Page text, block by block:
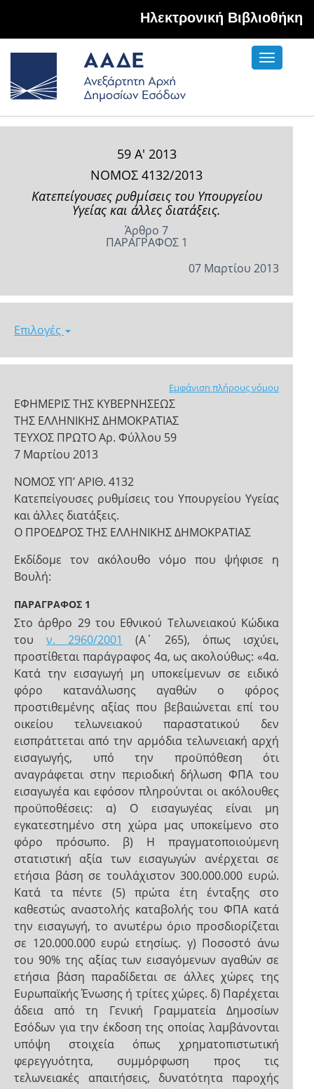
Hλεκτρονική Βιβλιοθήκη
Toggle
59 Α' 2013
ΝΟΜΟΣ 4132/2013
Κατεπείγουσες ρυθμίσεις του Υπουργείου
Υγείας και άλλες διατάξεις.
Άρθρο 7
ΠΑΡΑΓΡΑΦΟΣ 1
07 Μαρτίου 2013
Επιλογές
Εμφάνιση πλήρους νόμου
ΕΦΗΜΕΡΙΣ ΤΗΣ ΚΥΒΕΡΝΗΣΕΩΣ
ΤΗΣ ΕΛΛΗΝΙΚΗΣ ΔΗΜΟΚΡΑΤΙΑΣ
ΤΕΥΧΟΣ ΠΡΩΤΟ Αρ. Φύλλου 59
7 Μαρτίου 2013
NOMOΣ ΥΠ’ ΑΡΙΘ. 4132
Κατεπείγουσες ρυθμίσεις του Υπουργείου Υγείας
και άλλες διατάξεις.
Ο ΠΡΟΕΔΡΟΣ ΤΗΣ ΕΛΛΗΝΙΚΗΣ ΔΗΜΟΚΡΑΤΙΑΣ
Εκδίδομε τον ακόλουθο νόμο που ψήφισε η
Βουλή:
ΠΑΡΑΓΡΑΦΟΣ 1
Στο άρθρο 29 του Εθνικού Τελωνειακού Κώδικα
του ν. 2960/2001
(Α΄ 265), όπως ισχύει,
προστίθεται παράγραφος 4α, ως ακολούθως: «4α.
Κατά την εισαγωγή μη υποκείμενων σε ειδικό
φόρο κατανάλωσης αγαθών ο φόρος
προστιθεμένης αξίας που βεβαιώνεται επί του
οικείου τελωνειακού παραστατικού δεν
εισπράττεται από την αρμόδια τελωνειακή αρχή
εισαγωγής, υπό την προϋπόθεση ότι
αναγράφεται στην περιοδική δήλωση ΦΠΑ του
εισαγωγέα και εφόσον πληρούνται οι ακόλουθες
προϋποθέσεις: α) Ο εισαγωγέας είναι μη
εγκατεστημένο στη χώρα μας υποκείμενο στο
φόρο πρόσωπο. β) Η πραγματοποιούμενη
στατιστική αξία των εισαγωγών ανέρχεται σε
ετήσια βάση σε τουλάχιστον 300.000.000 ευρώ.
Κατά τα πέντε (5) πρώτα έτη ένταξης στο
καθεστώς αναστολής καταβολής του ΦΠΑ κατά
την εισαγωγή, το ανωτέρω όριο προσδιορίζεται
σε 120.000.000 ευρώ ετησίως. γ) Ποσοστό άνω
του 90% της αξίας των εισαγόμενων αγαθών σε
ετήσια βάση παραδίδεται σε άλλες χώρες της
Ευρωπαϊκής Ένωσης ή τρίτες χώρες. δ) Παρέχεται
άδεια από τη Γενική Γραμματεία Δημοσίων
Εσόδων για την έκδοση της οποίας λαμβάνονται
υπόψη στοιχεία όπως χρηματοπιστωτική
φερεγγυότητα, συμμόρφωση προς τις
τελωνειακές απαιτήσεις, δυνατότητα παροχής